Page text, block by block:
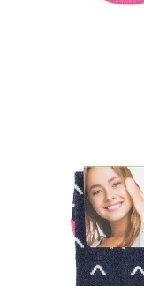
LYCRA®: skarpetki z
rozciągliwością we
pierwotnego kształtu,,
pozostawiają
70% bawełna; 28%
Udostępnij produkt
Podmiot odpowiedzialny
EuroTrade Tex Sp z o.o.
Św. Teresy 91